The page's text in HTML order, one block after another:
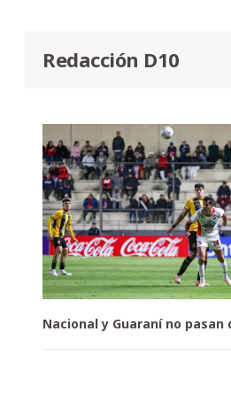
Redacción D10
Nacional y Guaraní no pasan